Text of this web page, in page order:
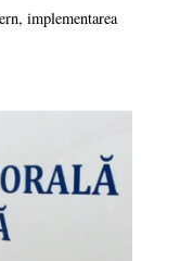
implementarea